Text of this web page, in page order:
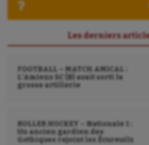
Les derniers
FOOTBALL – MATCH AMICAL :
L’Amiens SC (B) avait sorti la
grosse artillerie
ROLLER HOCKEY – Nationale 1 :
Un ancien gardien des
Gothiques rejoint les Écureuils